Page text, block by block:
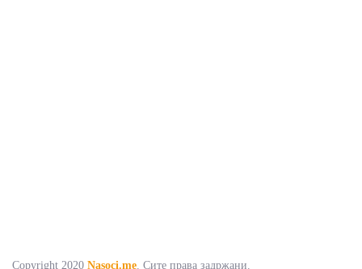
Copyright 2020 Nasoci.me . Сите права задржани.